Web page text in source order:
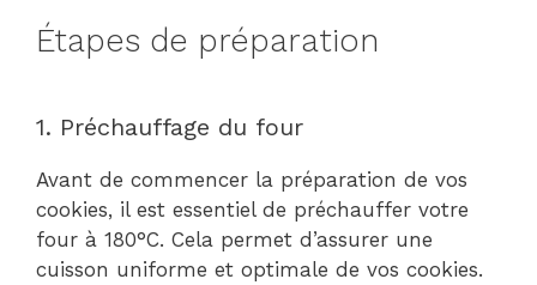
Étapes de préparation
1. Préchauffage du four
Avant de commencer la préparation de vos
cookies, il est essentiel de préchauffer votre
four à 180°C. Cela permet d’assurer une
cuisson uniforme et optimale de vos cookies.